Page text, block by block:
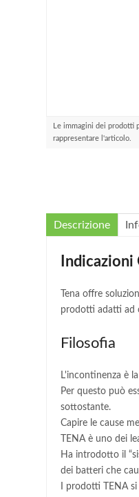
Le immagini dei prodotti
rappresentare l'articolo.
Descrizione
Indicazioni
Tena offre
prodotti adatti ad
Filosofia
L'incontinenza è
Per questo può
sottostante.
Capire le cause
TENA è uno dei
Ha introdotto il
dei batteri che
I prodotti TENA